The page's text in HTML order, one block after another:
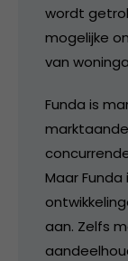
wordt
mogelijke
van
Funda is
Maar
aan. Zelfs